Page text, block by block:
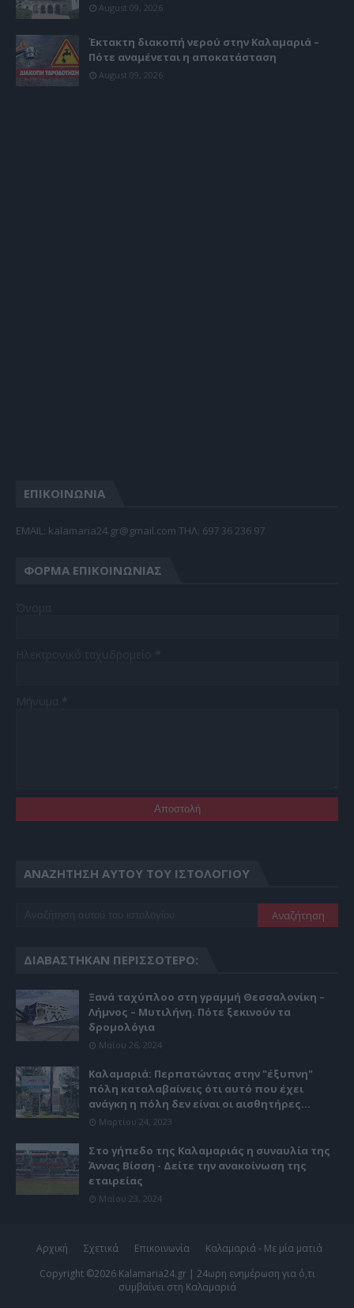
August 09, 2026
Έκτακτη διακοπή νερού στην Καλαμαριά –
Πότε αναμένεται η αποκατάσταση
August 09, 2026
ΕΠΙΚΟΙΝΩΝΙΑ
EMAIL: kalamaria24.gr@gmail.com TΗΛ: 697 36 236 97
ΦΌΡΜΑ ΕΠΙΚΟΙΝΩΝΊΑΣ
ΑΝΑΖΉΤΗΣΗ ΑΥΤΟΎ ΤΟΥ ΙΣΤΟΛΟΓΊΟΥ
ΔΙΑΒΆΣΤΗΚΑΝ ΠΕΡΙΣΣΌΤΕΡΟ:
Ξανά ταχύπλοο στη γραμμή Θεσσαλονίκη –
Λήμνος – Μυτιλήνη. Πότε ξεκινούν τα
δρομολόγια
Μαΐου 26, 2024
Καλαμαριά: Περπατώντας στην "έξυπνη"
πόλη καταλαβαίνεις ότι αυτό που έχει
ανάγκη η πόλη δεν είναι οι αισθητήρες...
Μαρτίου 24, 2023
Στο γήπεδο της Καλαμαριάς η συναυλία της
Άννας Βίσση - Δείτε την ανακοίνωση της
εταιρείας
Μαΐου 23, 2024
Αρχική Σχετικά Επικοινωνία
Καλαμαριά - Με μία ματιά
Copyright ©2026 Kalamaria24.gr | 24ωρη ενημέρωση για ό,τι
συμβαίνει στη Καλαμαριά